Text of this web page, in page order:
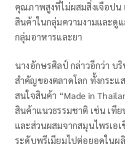
คุณภาพสูงที่ไม่ผสมสิ่งเจือป
สินค้าในกลุ่มความงามและดู
กลุ่มอาหารและยา
นางอักษรศิลป์ กล่าวอีกว่า บ
สำคัญของตลาดโลก ทั้งกระแ
สนใจสินค้า “Made in
สินค้าแนวธรรมชาติ เช่น เที
และส่วนผสมจากสมุนไพรเอ
ระดับพรีเมียมไปต่อยอดใน